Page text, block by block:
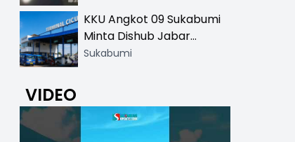
KKU Angkot 09 Sukabumi
Minta Dishub Jabar
Tertibkan Trayek Ciawi-
Sukabumi
VIDEO